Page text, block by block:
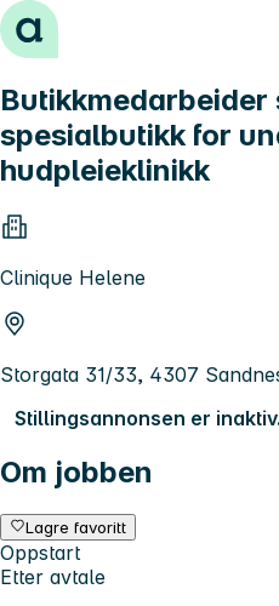
Hopp til innhold
Butikkmedarbeider
spesialbutikk for
hudpleieklinikk
Clinique Helene
Storgata 31/33, 4307
Stillingsannonsen er inaktiv.
Om jobben
Lagre favoritt
Oppstart
Etter avtale